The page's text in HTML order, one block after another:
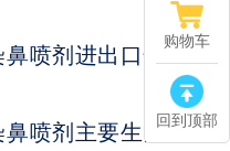
购物车
回到顶部
喷剂进出口情况分
喷剂主要生产和消